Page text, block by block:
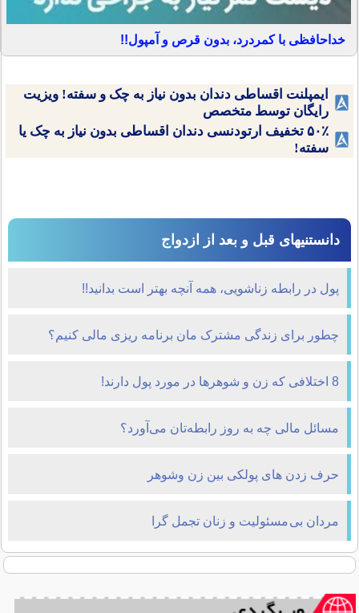
خداحافظی با کمردرد، بدون قرص و آمپول!!
ایمپلنت اقساطی دندان بدون نیاز به چک و سفته! ویزیت
رایگان توسط متخصص
۵۰٪ تخفیف ارتودنسی دندان اقساطی بدون نیاز به چک یا
سفته!
دانستنیهای قبل و بعد از ازدواج
پول در رابطه زناشویی، همه آنچه بهتر است بدانید!!
چطور برای زندگی مشترک مان برنامه ریزی مالی کنیم؟
8 اختلافی که زن و شوهرها در مورد پول دارند!
مسائل مالی چه به روز رابطه‌تان می‌آورد؟
حرف زدن های پولکی بین زن وشوهر
مردان بی مسئولیت و زنان تجمل گرا